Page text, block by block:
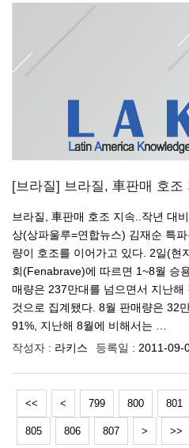
[브라질] 브라질, 車판매 호조
브라질, 車판매 호조 지속..작년 대
상(상파울루=연합뉴스) 김재순 특
량이 호조를 이어가고 있다. 2일(현
회(Fenabrave)에 따르면 1~8월 승
매량은 237만대를 넘으면서 지난
것으로 집계됐다. 8월 판매량은 32
91%, 지난해 8월에 비해서는 …
작성자 : 라키스 등록일 : 2011-09-
<< < 799 800 801
805 806 807 > >>